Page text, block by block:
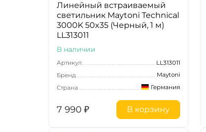
Линейный встраиваемый
светильник Maytoni Technical
3000K 50x35 (Черный, 1 м)
LL313011
В наличии
Артикул
LL313011
Бренд
Maytoni
Страна
Германия
7 990 ₽ В корзину